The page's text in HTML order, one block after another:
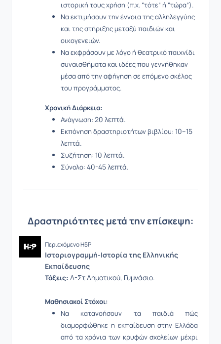
ιστορική τους χρήση (π.χ. “τότε” ή “τώρα”).
Να εκτιμήσουν την έννοια της αλληλεγγύης
και της στήριξης μεταξύ παιδιών και
οικογενειών.
Να εκφράσουν με λόγο ή θεατρικό παιχνίδι
συναισθήματα και ιδέες που γεννήθηκαν
μέσα από την αφήγηση σε επόμενο σκέλος
του προγράμματος.
Χρονική Διάρκεια:
Ανάγνωση: 20 λεπτά.
Εκπόνηση δραστηριοτήτων βιβλίου: 10–15
λεπτά.
Συζήτηση: 10 λεπτά.
Σύνολο: 40-45 λεπτά.
Δραστηριότητες μετά την επίσκεψη:
Περιεχόμενο H5P
Ιστοριογραμμή-Ιστορία της Ελληνικής
Εκπαίδευσης
Τάξεις: Δ-Στ Δημοτικού, Γυμνάσιο.
Μαθησιακοί Στόχοι:
Να κατανοήσουν τα παιδιά πώς
διαμορφώθηκε η εκπαίδευση στην Ελλάδα
από τα χρόνια των κρυφών σχολείων μέχρι